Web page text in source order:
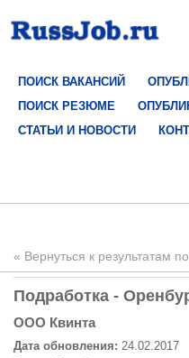
ПОИСК ВАКАНСИЙ
ПОИСК РЕЗЮМЕ
СТАТЬИ И НОВОСТИ
« Вернуться к результатам
Подработка -
OOO Квинта
Дата обновления: 24.02.2017